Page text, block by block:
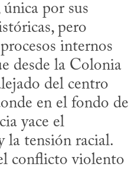
por sus
pero
internos
desde la Colonia
del centro
en el fondo de
yace el
la tensión racial.